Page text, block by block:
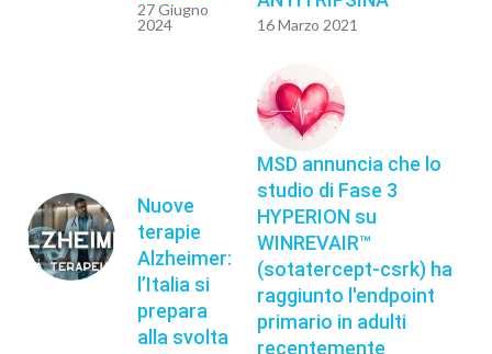
27 Giugno
2024
16 Marzo 2021
Nuove
terapie
Alzheimer:
l’Italia si
prepara
alla svolta
MSD annuncia che lo
studio di Fase 3
HYPERION su
WINREVAIR™
(sotatercept-csrk) ha
raggiunto l'endpoint
primario in adulti
recentemente